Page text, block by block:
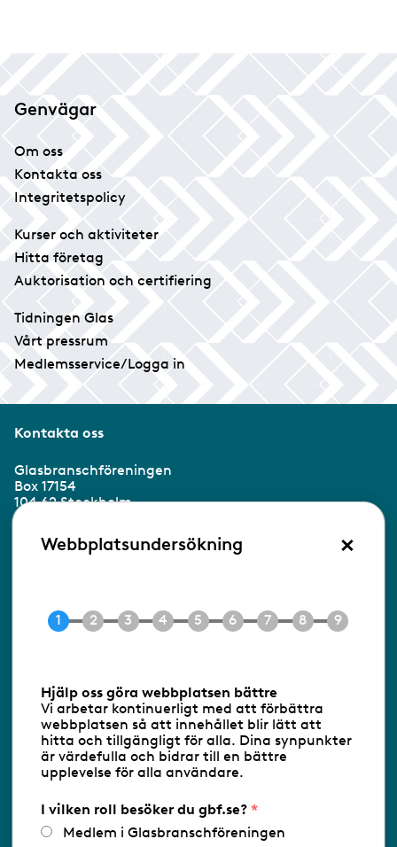
Genvägar
Om oss
Kontakta oss
Integritetspolicy
Kurser och aktiviteter
Hitta företag
Auktorisation och certifiering
Tidningen Glas
Vårt pressrum
Medlemsservice/Logga in
Kontakta oss
Glasbranschföreningen
Box 17154
104 62 Stockholm
Besöksadress:
Ringvägen 100
E-post info@gbf.se
Följ oss via RSS
Databasens namn:www.gbf.se-
Glasbranschföreningen AB - Ansvarig
utgivare: Sofia Wahlgren
Webbplatsundersökning ×
Hjälp oss göra webbplatsen bättre
Vi arbetar kontinuerligt med att förbättra
webbplatsen så att innehållet blir lätt att
hitta och tillgängligt för alla. Dina synpunkter
är värdefulla och bidrar till en bättre
upplevelse för alla användare.
I vilken roll besöker du gbf.se?
Medlem i Glasbranschföreningen